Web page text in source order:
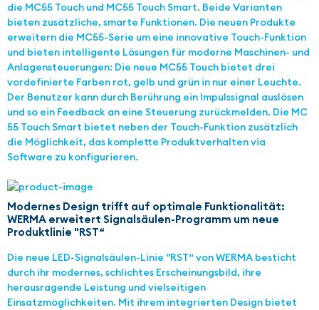
die MC55 Touch und MC55 Touch Smart. Beide Varianten
bieten zusätzliche, smarte Funktionen. Die neuen Produkte
erweitern die MC55-Serie um eine innovative Touch-Funktion
und bieten intelligente Lösungen für moderne Maschinen- und
Anlagensteuerungen: Die neue MC55 Touch bietet drei
vordefinierte Farben rot, gelb und grün in nur einer Leuchte.
Der Benutzer kann durch Berührung ein Impulssignal auslösen
und so ein Feedback an eine Steuerung zurückmelden. Die MC
55 Touch Smart bietet neben der Touch-Funktion zusätzlich
die Möglichkeit, das komplette Produktverhalten via
Software zu konfigurieren.
Modernes Design trifft auf optimale Funktionalität:
WERMA erweitert Signalsäulen-Programm um neue
Produktlinie "RST“
Die neue LED-Signalsäulen-Linie "RST“ von WERMA besticht
durch ihr modernes, schlichtes Erscheinungsbild, ihre
herausragende Leistung und vielseitigen
Einsatzmöglichkeiten. Mit ihrem integrierten Design bietet